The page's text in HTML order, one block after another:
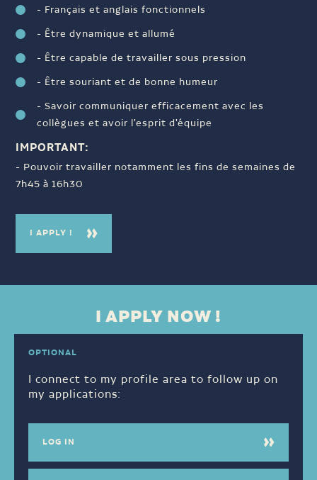
- Français et anglais fonctionnels
- Être dynamique et allumé
- Être capable de travailler sous pression
- Être souriant et de bonne humeur
- Savoir communiquer efficacement avec les
collègues et avoir l'esprit d'équipe
IMPORTANT:
- Pouvoir travailler notamment les fins de semaines de
7h45 à 16h30
I APPLY !
I APPLY NOW !
OPTIONAL
I connect to my profile area to follow up on
my applications:
LOG IN